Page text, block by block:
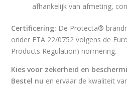
afhankelijk van afmeting,
Certificering: De Protecta®
onder ETA 22/0752 volgens de
Products Regulation) normering.
Kies voor zekerheid en
Bestel nu en ervaar de kwaliteit